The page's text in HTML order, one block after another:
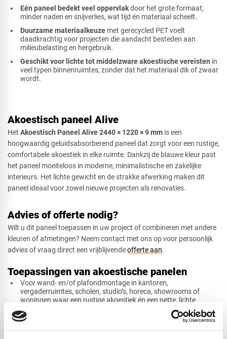
Eén paneel bedekt veel oppervlakdoor het grote formaat;
minder naden en snijverlies, wat tijd én materiaal scheelt.
Duurzame materiaalkeuze met gerecycled PET voelt
daadkrachtig voor projecten die aandacht besteden aan
milieubelasting en hergebruik.
Geschikt voor lichte tot middelzware akoestische vereisten in
veel typen binnenruimtes, zonder dat het materiaal dik of zwaar
wordt.
Akoestisch paneel Alive
Het Akoestisch Paneel Alive 2440 × 1220 × 9 mm is een
hoogwaardig geluidsabsorberend paneel dat zorgt voor een rustige,
comfortabele akoestiek in elke ruimte. Dankzij de blauwe kleur past
het paneel moeiteloos in moderne, minimalistische en zakelijke
interieurs. Het lichte gewicht en de strakke afwerking maken dit
paneel ideaal voor zowel nieuwe projecten als renovaties.
Advies of offerte nodig?
Wilt u dit paneel toepassen in uw project of combineren met andere
kleuren of afmetingen? Neem contact met ons op voor persoonlijk
advies of vraag direct een vrijblijvendeofferte aan.
Toepassingen van akoestische panelen
Voor wand- en/of plafondmontage in kantoren,
vergaderruimtes, scholen, studio’s, horeca, showrooms of
woningen waar een rustige akoestiek én een nette, lichte
Grote maat maakt het geschikt om met minder voegen een
strakke look te creëren, handig bij grotere wanden of plafonds.